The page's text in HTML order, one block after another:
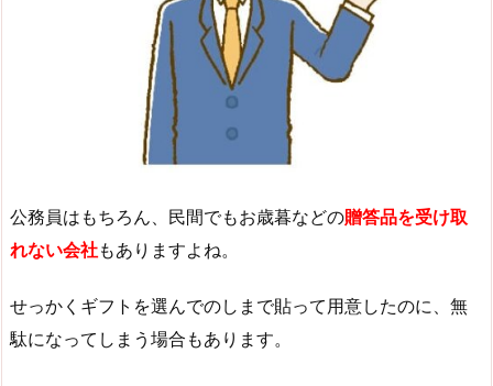
公務員はもちろん、民間でもお歳暮などの贈答品を受け取
れない会社もありますよね。
せっかくギフトを選んでのしまで貼って用意したのに、無
駄になってしまう場合もあります。